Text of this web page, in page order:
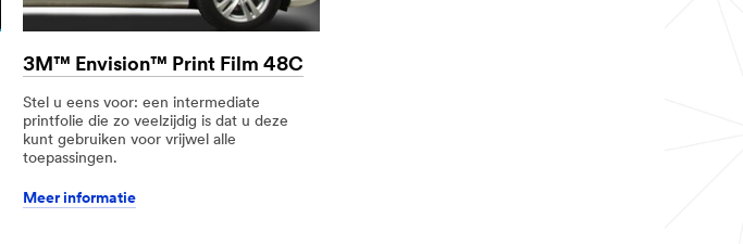
3M™ Envision™ Print Film 48C
Stel u eens voor: een intermediate
printfolie die zo veelzijdig is dat u deze
kunt gebruiken voor vrijwel alle
toepassingen.
Meer informatie